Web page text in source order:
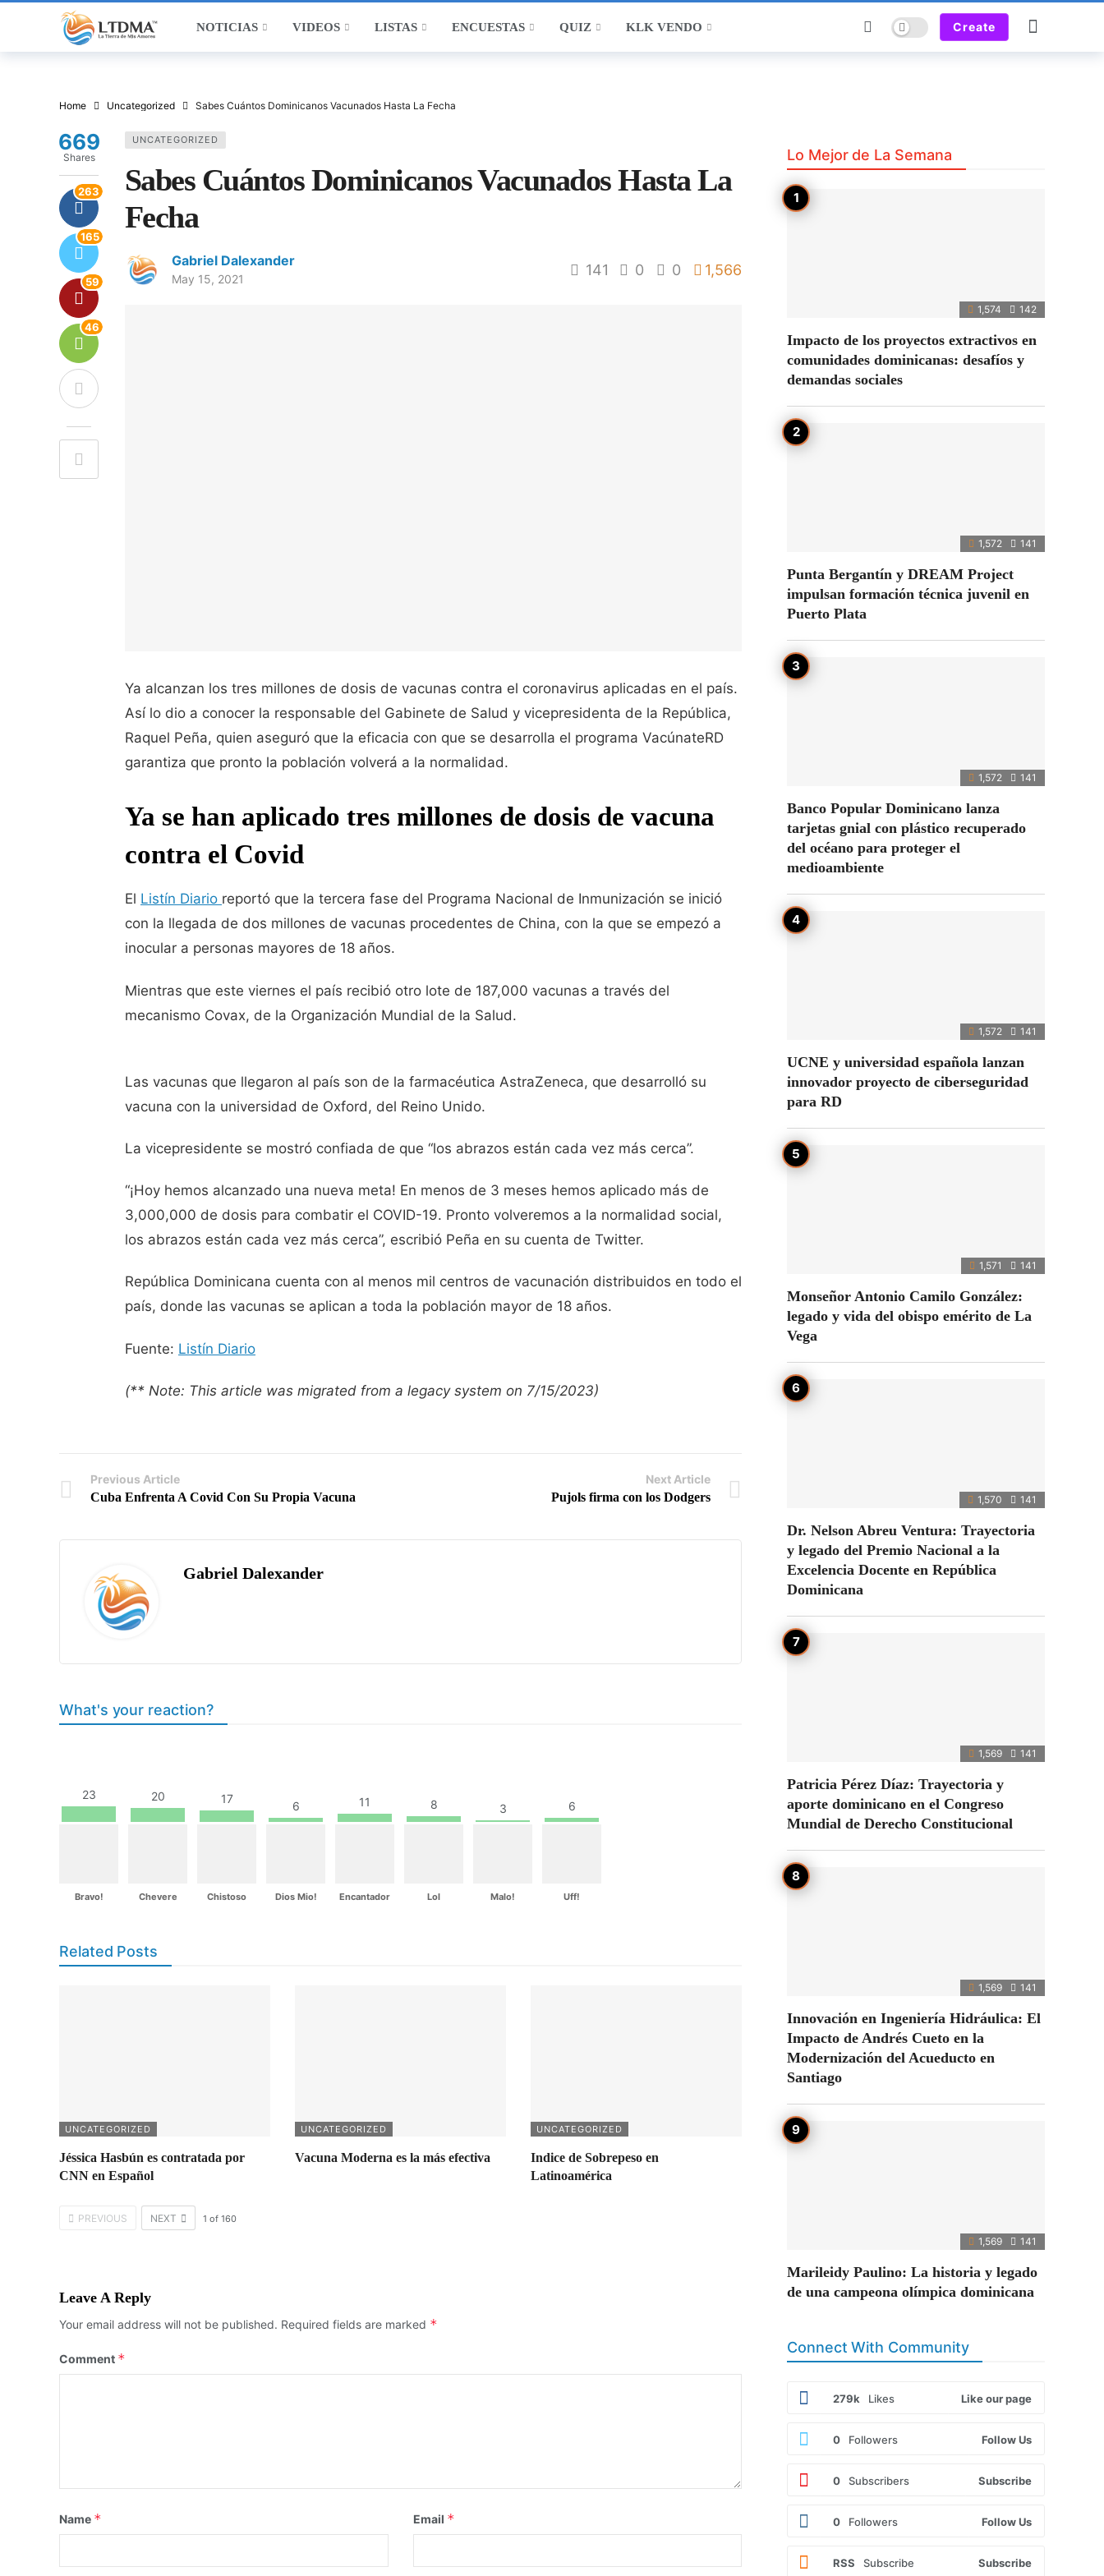
NOTICIAS VIDEOS LISTAS ENCUESTAS QUIZ KLK VENDO Dark mode Create
Home Uncategorized Sabes Cuántos Dominicanos Vacunados Hasta La Fecha
UNCATEGORIZED
Sabes Cuántos Dominicanos Vacunados Hasta La
Fecha
Gabriel Dalexander
May 15, 2021
141 0 0 1,566
669
Shares
263
165
59
46
Ya alcanzan los tres millones de dosis de vacunas contra el coronavirus aplicadas en el país.
Así lo dio a conocer la responsable del Gabinete de Salud y vicepresidenta de la República,
Raquel Peña, quien aseguró que la eficacia con que se desarrolla el programa VacúnateRD
garantiza que pronto la población volverá a la normalidad.
Ya se han aplicado tres millones de dosis de vacuna
contra el Covid
El Listín Diario reportó que la tercera fase del Programa Nacional de Inmunización se inició
con la llegada de dos millones de vacunas procedentes de China, con la que se empezó a
inocular a personas mayores de 18 años.
Mientras que este viernes el país recibió otro lote de 187,000 vacunas a través del
mecanismo Covax, de la Organización Mundial de la Salud.
Las vacunas que llegaron al país son de la farmacéutica AstraZeneca, que desarrolló su
vacuna con la universidad de Oxford, del Reino Unido.
La vicepresidente se mostró confiada de que “los abrazos están cada vez más cerca”.
“¡Hoy hemos alcanzado una nueva meta! En menos de 3 meses hemos aplicado más de
3,000,000 de dosis para combatir el COVID-19. Pronto volveremos a la normalidad social,
los abrazos están cada vez más cerca”, escribió Peña en su cuenta de Twitter.
República Dominicana cuenta con al menos mil centros de vacunación distribuidos en todo el
país, donde las vacunas se aplican a toda la población mayor de 18 años.
Fuente: Listín Diario
(** Note: This article was migrated from a legacy system on 7/15/2023)
Previous Article
Cuba Enfrenta A Covid Con Su Propia Vacuna
Next Article
Pujols firma con los Dodgers
Gabriel Dalexander
What's your reaction?
23
Bravo!
20
Chevere
17
Chistoso
6
Dios Mio!
11
Encantador
8
Lol
3
Malo!
6
Uff!
Related Posts
UNCATEGORIZED
Jéssica Hasbún es contratada por
CNN en Español
UNCATEGORIZED
Vacuna Moderna es la más efectiva
UNCATEGORIZED
Indice de Sobrepeso en
Latinoamérica
PREVIOUS NEXT 1 of 160
Leave A Reply
Your email address will not be published. Required fields are marked *
Comment *
Name * Email *
Lo Mejor de La Semana
1,574 142
Impacto de los proyectos extractivos en
comunidades dominicanas: desafíos y
demandas sociales
1,572 141
Punta Bergantín y DREAM Project
impulsan formación técnica juvenil en
Puerto Plata
1,572 141
Banco Popular Dominicano lanza
tarjetas gnial con plástico recuperado
del océano para proteger el
medioambiente
1,572 141
UCNE y universidad española lanzan
innovador proyecto de ciberseguridad
para RD
1,571 141
Monseñor Antonio Camilo González:
legado y vida del obispo emérito de La
Vega
1,570 141
Dr. Nelson Abreu Ventura: Trayectoria
y legado del Premio Nacional a la
Excelencia Docente en República
Dominicana
1,569 141
Patricia Pérez Díaz: Trayectoria y
aporte dominicano en el Congreso
Mundial de Derecho Constitucional
1,569 141
Innovación en Ingeniería Hidráulica: El
Impacto de Andrés Cueto en la
Modernización del Acueducto en
Santiago
1,569 141
Marileidy Paulino: La historia y legado
de una campeona olímpica dominicana
Connect With Community
279k Likes Like our page
0 Followers Follow Us
0 Subscribers Subscribe
0 Followers Follow Us
RSS Subscribe Subscribe